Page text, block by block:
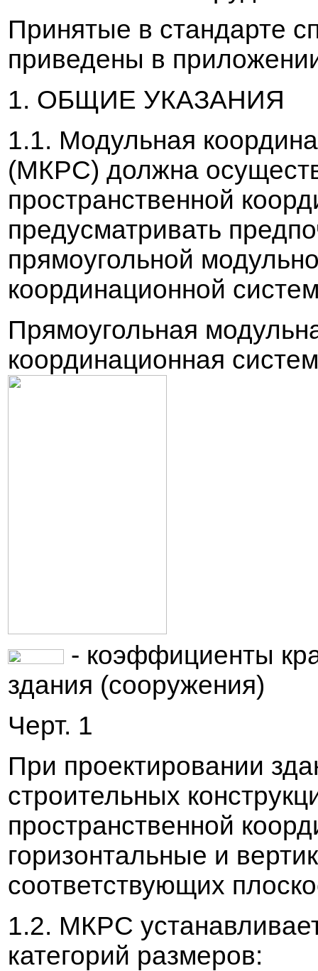
Принятые в стандарте
приведены в
1. ОБЩИЕ УКАЗАНИЯ
1.1. Модульная
(МКРС) должна осущест
пространственной
предусматривать
прямоугольной
координационной
Прямоугольная
координационная
- коэффициенты
здания (сооружения)
Черт. 1
При проектировании
строительных
пространственной
горизонтальные и в
соответствующих
1.2. МКРС устанавлив
категорий размеров: